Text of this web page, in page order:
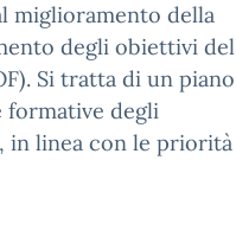
miglioramento della
degli obiettivi del
Si tratta di un piano
formative degli
in linea con le priorità